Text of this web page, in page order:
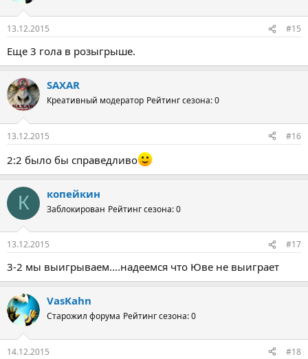
13.12.2015 #15
Еще 3 гола в розыгрыше.
SAXAR
Креативный модератор Рейтинг сезона: 0
13.12.2015 #16
2:2 было бы справедливо
К копейкин
Заблокирован Рейтинг сезона: 0
13.12.2015 #17
3-2 мы выигрываем....надеемся что Юве не выиграет
VasKahn
Старожил форума Рейтинг сезона: 0
14.12.2015 #18